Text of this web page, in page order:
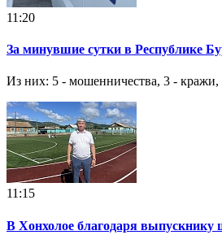
11:20
За минувшие сутки в Республике
Из них: 5 - мошенничества, 3 - кражи,
11:15
В Хонхолое благодаря